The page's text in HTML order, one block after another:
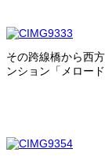
その跨線橋から西
ンション「メロー